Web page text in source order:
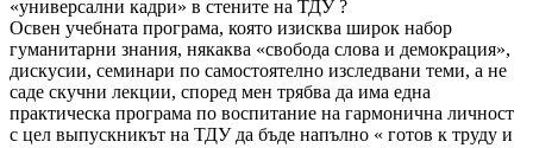
«универсални кадри» в стените на ТДУ ?
Освен учебната програма, която изисква широк набор
гуманитарни знания, някаква «свобода слова и демокрация»,
дискусии, семинари по самостоятелно изследвани теми, а не
саде скучни лекции, според мен трябва да има една
практическа програма по воспитание на гармонична личност
с цел выпускникът на ТДУ да бъде напълно « готов к труду и